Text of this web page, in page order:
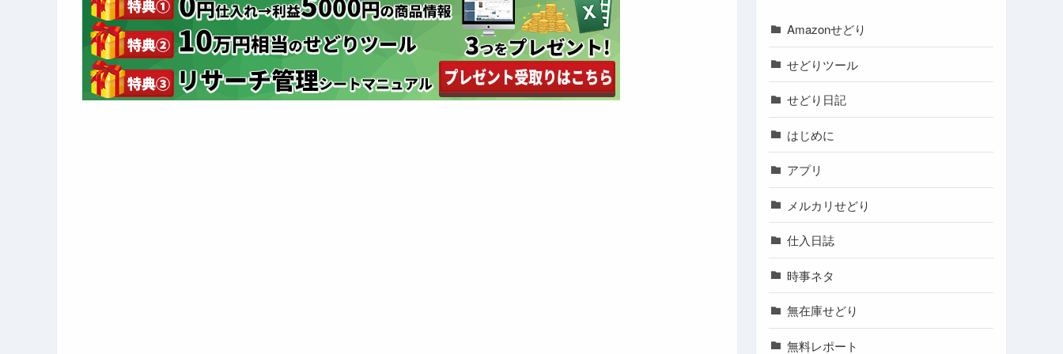
Amazonせどり
せどりツール
せどり日記
はじめに
アプリ
メルカリせどり
仕入日誌
時事ネタ
無在庫せどり
無料レポート